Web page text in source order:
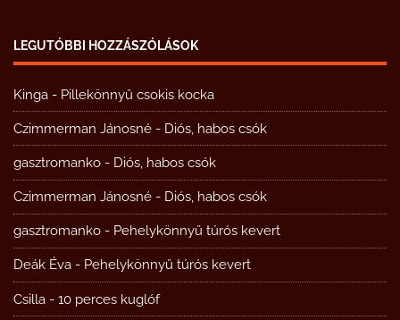
LEGUTÓBBI HOZZÁSZÓLÁSOK
Kinga - Pillekönnyű csokis kocka
Czimmerman Jánosné - Diós, habos csók
gasztromanko - Diós, habos csók
Czimmerman Jánosné - Diós, habos csók
gasztromanko - Pehelykönnyű túrós kevert
Deák Éva - Pehelykönnyű túrós kevert
Csilla - 10 perces kuglóf